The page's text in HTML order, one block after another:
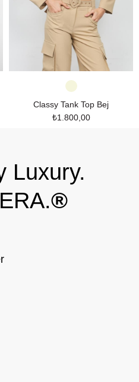
Classy Tank Top Bej
₺1.800,00
Luxury.
®